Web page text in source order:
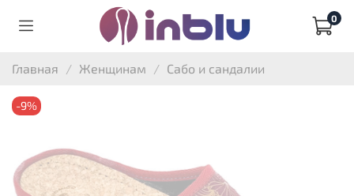
0
Главная Женщинам Сабо и сандалии
-9%